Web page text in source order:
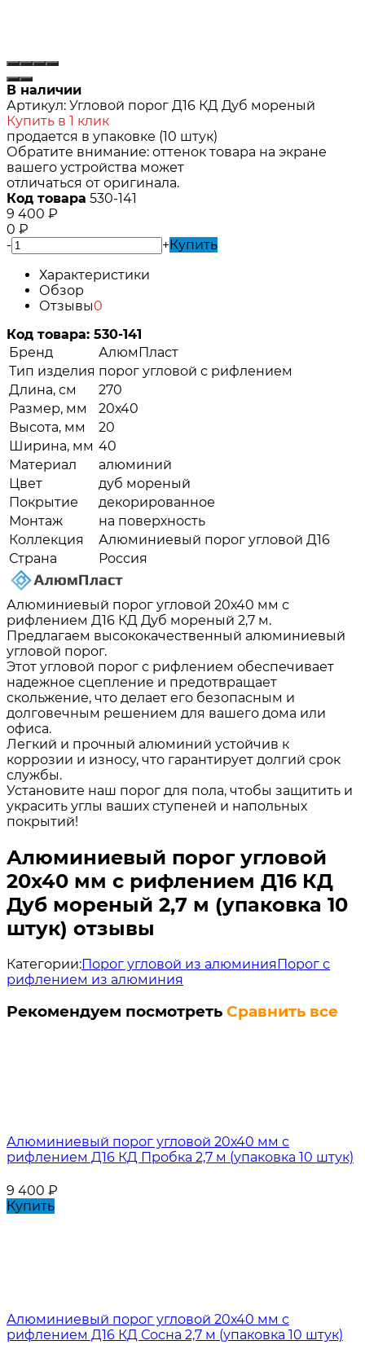
В наличии
Артикул: Угловой порог Д16 КД Дуб мореный
Купить в 1 клик
продается в упаковке (10 штук)
Обратите внимание: оттенок товара на экране
вашего устройства может
отличаться от оригинала.
Код товара 530-141
9 400 ₽
0 ₽
-
+Купить
Характеристики
Обзор
Отзывы0
Код товара: 530-141
Бренд
АлюмПласт
Тип изделия порог угловой с рифлением
Длина, см
270
Размер, мм
20х40
Высота, мм
20
Ширина, мм 40
Материал
алюминий
Цвет
дуб мореный
Покрытие
декорированное
Монтаж
на поверхность
Коллекция
Алюминиевый порог угловой Д16
Страна
Россия
Алюминиевый порог угловой 20х40 мм с
рифлением Д16 КД Дуб мореный 2,7 м.
Предлагаем высококачественный алюминиевый
угловой порог.
Этот угловой порог с рифлением обеспечивает
надежное сцепление и предотвращает
скольжение, что делает его безопасным и
долговечным решением для вашего дома или
офиса.
Легкий и прочный алюминий устойчив к
коррозии и износу, что гарантирует долгий срок
службы.
Установите наш порог для пола, чтобы защитить и
украсить углы ваших ступеней и напольных
покрытий!
Алюминиевый порог угловой
20х40 мм с рифлением Д16 КД
Дуб мореный 2,7 м (упаковка 10
штук) отзывы
Категории:Порог угловой из алюминияПорог с
рифлением из алюминия
Рекомендуем посмотреть Сравнить все
Алюминиевый порог угловой 20х40 мм с
рифлением Д16 КД Пробка 2,7 м (упаковка 10 штук)
9 400 ₽
Купить
Алюминиевый порог угловой 20х40 мм с
рифлением Д16 КД Сосна 2,7 м (упаковка 10 штук)